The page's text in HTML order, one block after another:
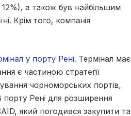
а також був найбільшим
Крім того, компанія
у порту Рені. Термінал має
є частиною стратегії
чорноморських портів,
порту Рені для розширення
який погодився закупити та